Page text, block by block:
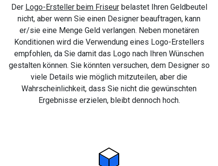
Der Logo-Ersteller beim Friseurbelastet Ihren Geldbeutel
nicht, aber wenn Sie einen Designer beauftragen, kann
er/sie eine Menge Geld verlangen. Neben monetären
Konditionen wird die Verwendung eines Logo-Erstellers
empfohlen, da Sie damit das Logo nach Ihren Wünschen
gestalten können. Sie könnten versuchen, dem Designer so
viele Details wie möglich mitzuteilen, aber die
Wahrscheinlichkeit, dass Sie nicht die gewünschten
Ergebnisse erzielen, bleibt dennoch hoch.